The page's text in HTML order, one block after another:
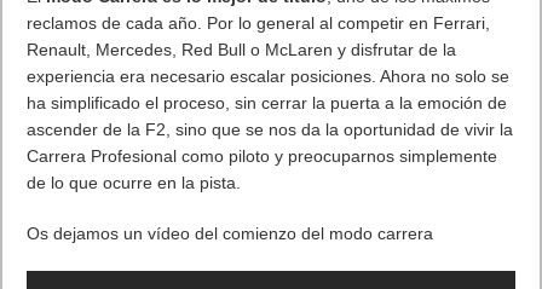
reclamos de cada año. Por lo general al competir en Ferrari,
Renault, Mercedes, Red Bull o McLaren y disfrutar de la
experiencia era necesario escalar posiciones. Ahora no solo se
ha simplificado el proceso, sin cerrar la puerta a la emoción de
ascender de la F2, sino que se nos da la oportunidad de vivir la
Carrera Profesional como piloto y preocuparnos simplemente
de lo que ocurre en la pista.
Os dejamos un vídeo del comienzo del modo carrera